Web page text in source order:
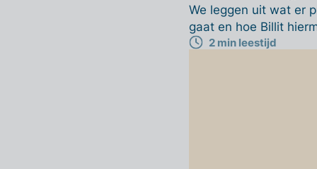
We leggen uit wat er
gaat en hoe Billit
2 min leestijd